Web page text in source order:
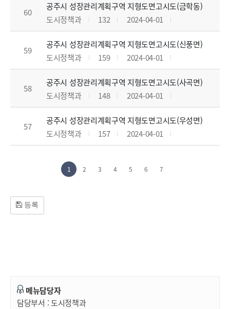
60
공주시 성장관리계획구역 지형도면고시도(금학동)
도시정책과
132 2024-04-01
59
공주시 성장관리계획구역 지형도면고시도(신풍면)
도시정책과
159 2024-04-01
58
공주시 성장관리계획구역 지형도면고시도(사곡면)
도시정책과
148 2024-04-01
57
공주시 성장관리계획구역 지형도면고시도(우성면)
도시정책과
157 2024-04-01
1 2 3 4 5 6 7
등록
메뉴담당자
담당부서 :도시정책과